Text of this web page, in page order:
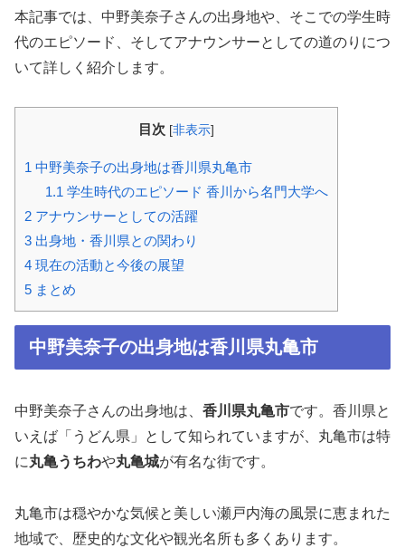
本記事では、中野美奈子さんの出身地や、そこでの学生時
代のエピソード、そしてアナウンサーとしての道のりにつ
いて詳しく紹介します。
目次 [非表示]
1 中野美奈子の出身地は香川県丸亀市
1.1 学生時代のエピソード 香川から名門大学へ
2 アナウンサーとしての活躍
3 出身地・香川県との関わり
4 現在の活動と今後の展望
5 まとめ
中野美奈子の出身地は香川県丸亀市
中野美奈子さんの出身地は、 香川県丸亀市です。香川県と
いえば「うどん県」として知られていますが、丸亀市は特
に丸亀うちわや丸亀城が有名な街です。
丸亀市は穏やかな気候と美しい瀬戸内海の風景に恵まれた
地域で、歴史的な文化や観光名所も多くあります。